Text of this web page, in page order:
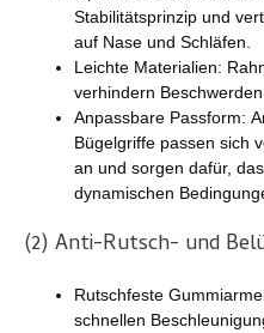
Stabilitätsprinzip und
auf Nase und Schläfen.
Leichte Materialien:
verhindern
Anpassbare Passform:
Bügelgriffe passen sich
an und sorgen dafür,
dynamischen
(2) Anti-Rutsch- und
Rutschfeste
schnellen